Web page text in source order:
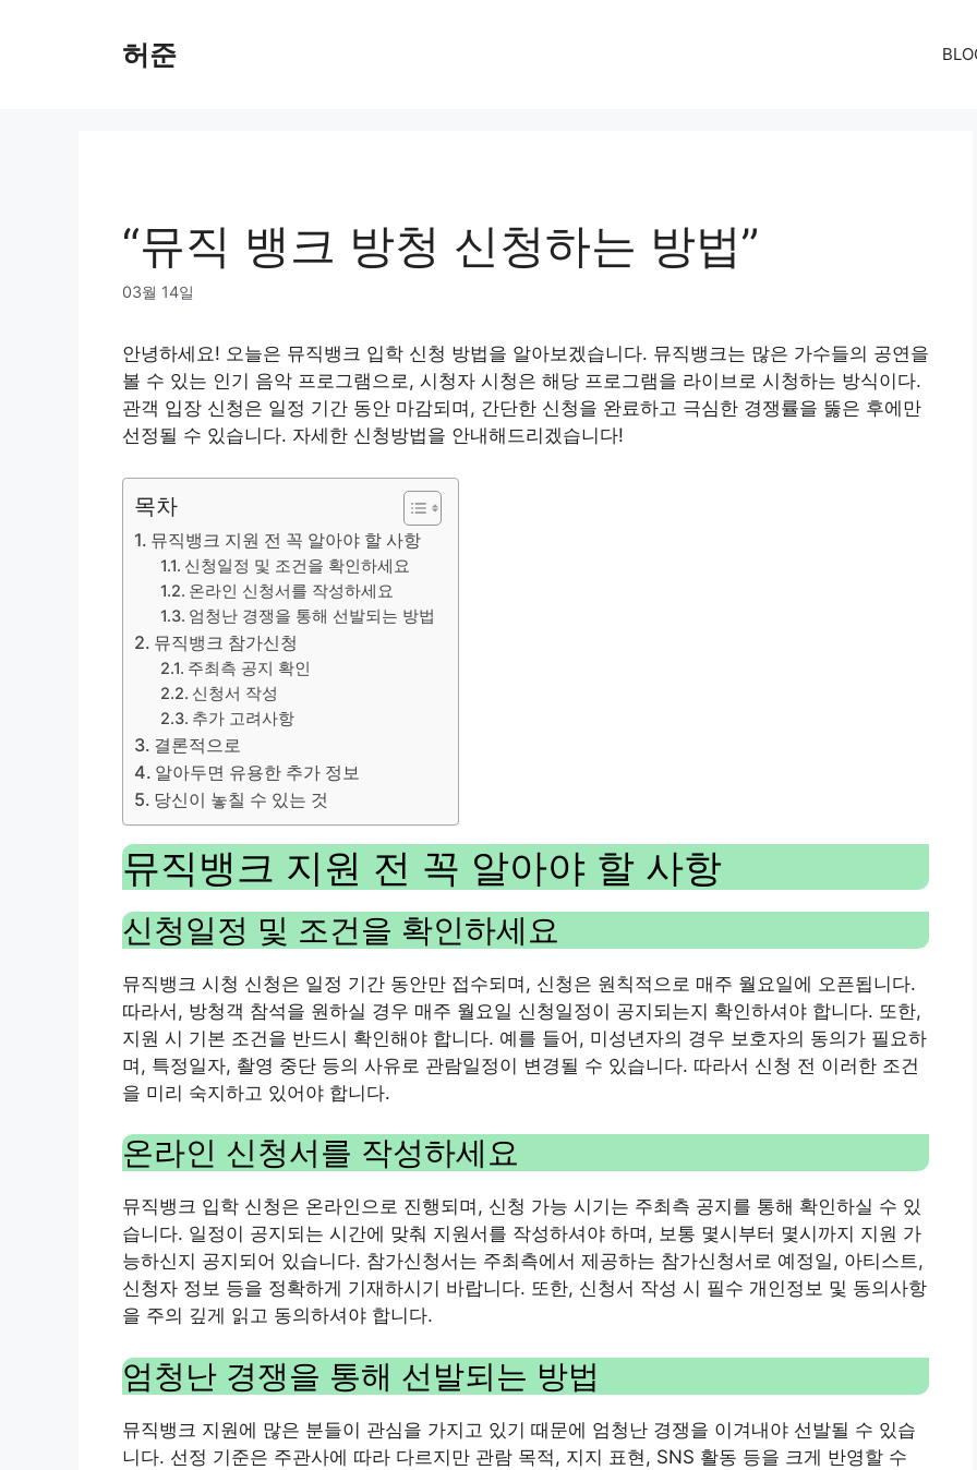
허준
“뮤직 뱅크 방청 신청하는 방법”
03월 14일
안녕하세요! 오늘은 뮤직뱅크 입학 신청 방법을 알아보겠습니다. 뮤직뱅크는 많은 가수들의 공연을
볼 수 있는 인기 음악 프로그램으로, 시청자 시청은 해당 프로그램을 라이브로 시청하는 방식이다.
관객 입장 신청은 일정 기간 동안 마감되며, 간단한 신청을 완료하고 극심한 경쟁률을 뚫은 후에만
선정될 수 있습니다. 자세한 신청방법을 안내해드리겠습니다!
목차
뮤직뱅크 지원 전 꼭 알아야 할 사항
신청일정 및 조건을 확인하세요
온라인 신청서를 작성하세요
엄청난 경쟁을 통해 선발되는 방법
뮤직뱅크 참가신청
주최측 공지 확인
신청서 작성
추가 고려사항
결론적으로
알아두면 유용한 추가 정보
당신이 놓칠 수 있는 것
뮤직뱅크 지원 전 꼭 알아야 할 사항
신청일정 및 조건을 확인하세요
뮤직뱅크 시청 신청은 일정 기간 동안만 접수되며, 신청은 원칙적으로 매주 월요일에 오픈됩니다.
따라서, 방청객 참석을 원하실 경우 매주 월요일 신청일정이 공지되는지 확인하셔야 합니다. 또한,
지원 시 기본 조건을 반드시 확인해야 합니다. 예를 들어, 미성년자의 경우 보호자의 동의가 필요하
며, 특정일자, 촬영 중단 등의 사유로 관람일정이 변경될 수 있습니다. 따라서 신청 전 이러한 조건
을 미리 숙지하고 있어야 합니다.
온라인 신청서를 작성하세요
뮤직뱅크 입학 신청은 온라인으로 진행되며, 신청 가능 시기는 주최측 공지를 통해 확인하실 수 있
습니다. 일정이 공지되는 시간에 맞춰 지원서를 작성하셔야 하며, 보통 몇시부터 몇시까지 지원 가
능하신지 공지되어 있습니다. 참가신청서는 주최측에서 제공하는 참가신청서로 예정일, 아티스트,
신청자 정보 등을 정확하게 기재하시기 바랍니다. 또한, 신청서 작성 시 필수 개인정보 및 동의사항
을 주의 깊게 읽고 동의하셔야 합니다.
엄청난 경쟁을 통해 선발되는 방법
뮤직뱅크 지원에 많은 분들이 관심을 가지고 있기 때문에 엄청난 경쟁을 이겨내야 선발될 수 있습
니다. 선정 기준은 주관사에 따라 다르지만 관람 목적, 지지 표현, SNS 활동 등을 크게 반영할 수